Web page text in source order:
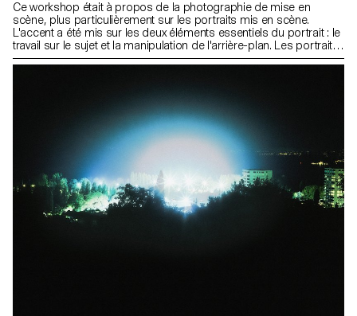
Ce workshop était à propos de la photographie de mise en
scène, plus particulièrement sur les portraits mis en scène.
L'accent a été mis sur les deux éléments essentiels du portrait : le
travail sur le sujet et la manipulation de l'arrière-plan. Les portraits
mis en scène se distinguent des images classiques par la
une narration délibérée. Les individus sont mis en scène, modifiés
de manière spécifique, parés de tenues et de masques. La
semaine s'est intéressée aux masques en tant qu'outils de
transformation et de représentation. Tout au long de l'atelier, des
masques ont été fabriqués avec les moyens du bord et sont
devenus les objets centraux de la mise en scène. Les étudiants
les ont photographiés et filmés, capturant ainsi l'essence de la
transformation. Le deuxième élément de l'atelier, qui portait sur
l'arrière-plan, a permis d'expérimenter des techniques de pop-up.
La toile de fond, élément dynamique de la narration, a été
manipulée à l'aide de décors astucieux et de techniques spatiales